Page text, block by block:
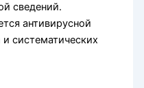
сведений.
антивирусной
систематических